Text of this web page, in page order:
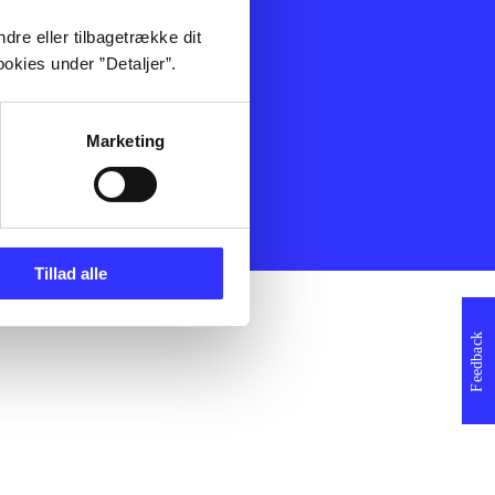
eller tilbagetrække dit
under ”Detaljer”.
Marketing
Tillad alle
Feedback
Film
Musik